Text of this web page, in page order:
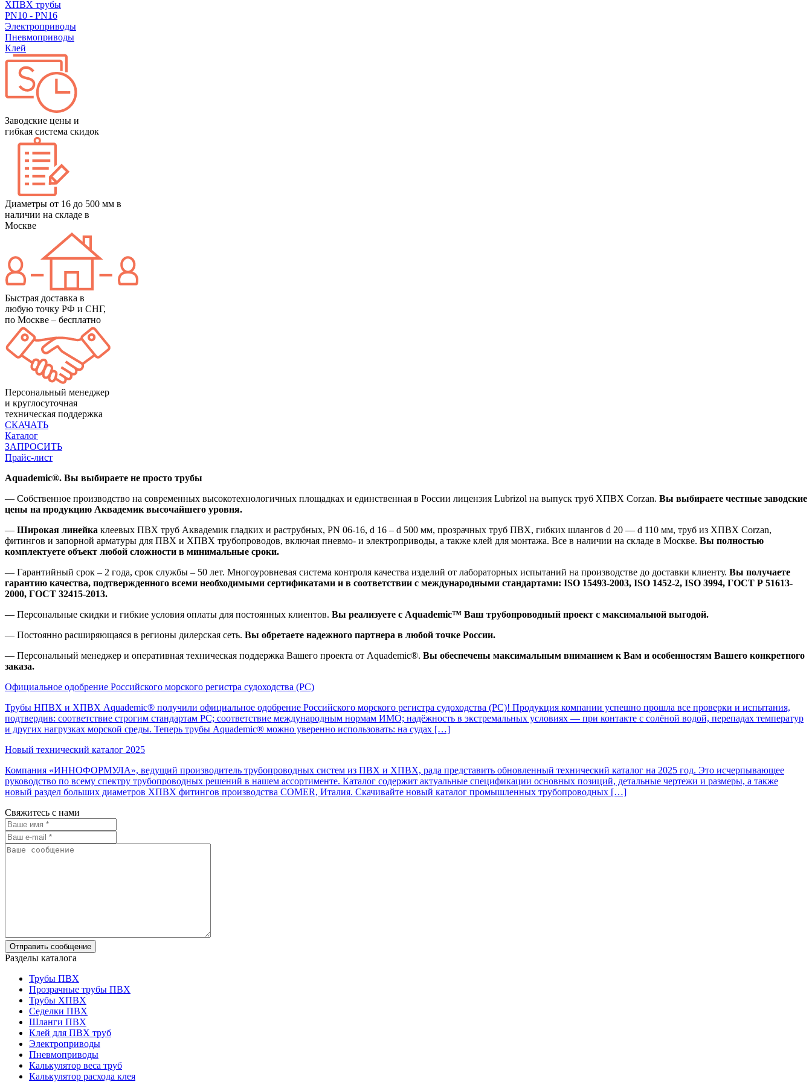
ХПВХ трубы
PN10 - PN16
Электроприводы
Пневмоприводы
Клей
Заводские цены и
гибкая система скидок
Диаметры от 16 до 500 мм в
наличии на складе в
Москве
Быстрая доставка в
любую точку РФ и СНГ,
по Москве – бесплатно
Персональный менеджер
и круглосуточная
техническая поддержка
СКАЧАТЬ
Каталог
ЗАПРОСИТЬ
Прайс-лист
Aquademic®. Вы выбираете не просто трубы
— Собственное производство на современных высокотехнологичных площадках и единственная в России лицензия Lubrizol на выпуск труб ХПВХ Corzan. Вы выбираете честные заводские
цены на продукцию Аквадемик высочайшего уровня.
— Широкая линейка клеевых ПВХ труб Аквадемик гладких и раструбных, PN 06-16, d 16 – d 500 мм, прозрачных труб ПВХ, гибких шлангов d 20 — d 110 мм, труб из ХПВХ Corzan,
фитингов и запорной арматуры для ПВХ и ХПВХ трубопроводов, включая пневмо- и электроприводы, а также клей для монтажа. Все в наличии на складе в Москве. Вы полностью
комплектуете объект любой сложности в минимальные сроки.
— Гарантийный срок – 2 года, срок службы – 50 лет. Многоуровневая система контроля качества изделий от лабораторных испытаний на производстве до доставки клиенту. Вы получаете
гарантию качества, подтвержденного всеми необходимыми сертификатами и в соответствии с международными стандартами: ISO 15493-2003, ISO 1452-2, ISO 3994, ГОСТ Р 51613-
2000, ГОСТ 32415-2013.
— Персональные скидки и гибкие условия оплаты для постоянных клиентов. Вы реализуете с Aquademic™ Ваш трубопроводный проект с максимальной выгодой.
— Постоянно расширяющаяся в регионы дилерская сеть. Вы обретаете надежного партнера в любой точке России.
— Персональный менеджер и оперативная техническая поддержка Вашего проекта от Aquademic®. Вы обеспечены максимальным вниманием к Вам и особенностям Вашего конкретного
заказа.
Официальное одобрение Российского морского регистра судоходства (РС)
Трубы НПВХ и ХПВХ Aquademic® получили официальное одобрение Российского морского регистра судоходства (РС)! Продукция компании успешно прошла все проверки и испытания,
подтвердив: соответствие строгим стандартам РС; соответствие международным нормам ИМО; надёжность в экстремальных условиях — при контакте с солёной водой, перепадах температур
и других нагрузках морской среды. Теперь трубы Aquademic® можно уверенно использовать: на судах […]
Новый технический каталог 2025
Компания «ИННОФОРМУЛА», ведущий производитель трубопроводных систем из ПВХ и ХПВХ, рада представить обновленный технический каталог на 2025 год. Это исчерпывающее
руководство по всему спектру трубопроводных решений в нашем ассортименте. Каталог содержит актуальные спецификации основных позиций, детальные чертежи и размеры, а также
новый раздел больших диаметров ХПВХ фитингов производства COMER, Италия. Скачивайте новый каталог промышленных трубопроводных […]
Свяжитесь с нами
Разделы каталога
Трубы ПВХ
Прозрачные трубы ПВХ
Трубы ХПВХ
Седелки ПВХ
Шланги ПВХ
Клей для ПВХ труб
Электроприводы
Пневмоприводы
Калькулятор веса труб
Калькулятор расхода клея